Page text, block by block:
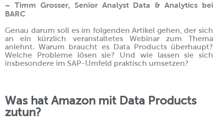
– Timm Grosser, Senior Analyst Data & Analytics bei
BARC
Genau darum soll es im folgenden Artikel gehen, der sich
an ein kürzlich veranstaltetes Webinar zum Thema
anlehnt. Warum braucht es Data Products überhaupt?
Welche Probleme lösen sie? Und wie lassen sie sich
insbesondere im SAP-Umfeld praktisch umsetzen?
Was hat Amazon mit Data Products
zutun?